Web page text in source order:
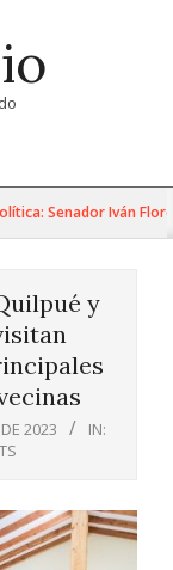
Senador Iván Flores
y
2023
IN: